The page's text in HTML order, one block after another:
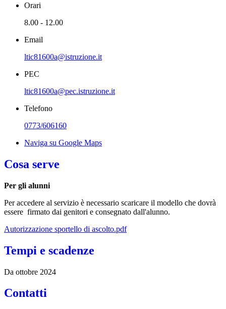
Orari
8.00 - 12.00
Email
ltic81600a@istruzione.it
PEC
ltic81600a@pec.istruzione.it
Telefono
0773/606160
Naviga su Google Maps
Cosa serve
Per gli alunni
Per accedere al servizio è necessario scaricare il modello che dovrà
essere firmato dai genitori e consegnato dall'alunno.
Autorizzazione sportello di ascolto.pdf
Tempi e scadenze
Da ottobre 2024
Contatti